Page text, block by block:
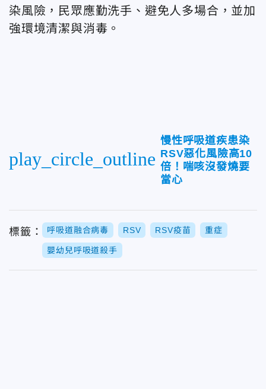
染風險，民眾應勤洗手、避免人多場合， 並加
強環境清潔與消毒。
play_circle_outline
慢性呼吸道疾患染
RSV惡化風險高10
倍！喘咳沒發燒要
當心
標籤： 呼吸道融合病毒 RSV RSV疫苗 重症
嬰幼兒呼吸道殺手